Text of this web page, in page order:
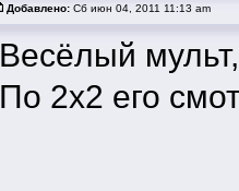
Добавлено: Сб июн 04, 2011 11:13 am
Весёлый
По 2х2 его